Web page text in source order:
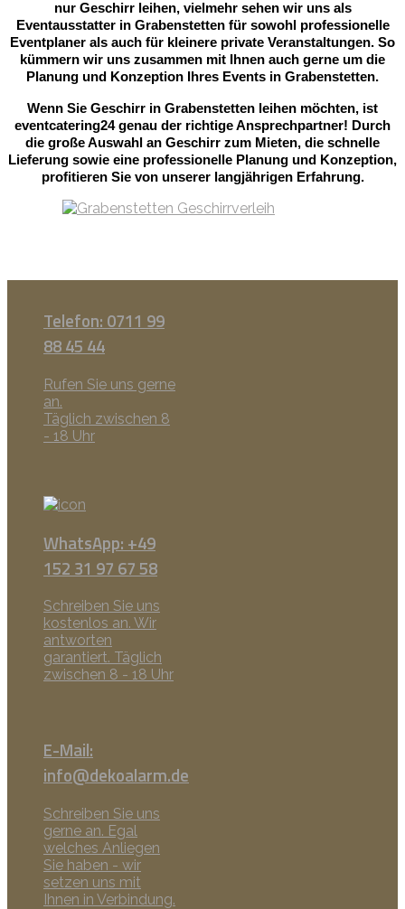
nur Geschirr leihen, vielmehr sehen wir uns als
Eventausstatter in Grabenstetten für sowohl professionelle
Eventplaner als auch für kleinere private Veranstaltungen. So
kümmern wir uns zusammen mit Ihnen auch gerne um die
Planung und Konzeption Ihres Events in Grabenstetten.
Wenn Sie Geschirr in Grabenstetten leihen möchten, ist
eventcatering24 genau der richtige Ansprechpartner! Durch
die große Auswahl an Geschirr zum Mieten, die schnelle
Lieferung sowie eine professionelle Planung und Konzeption,
profitieren Sie von unserer langjährigen Erfahrung.
Telefon: 0711 99
88 45 44
Rufen Sie uns gerne
an.
Täglich zwischen 8
- 18 Uhr
WhatsApp: +49
152 31 97 67 58
Schreiben Sie uns
kostenlos an. Wir
antworten
garantiert. Täglich
zwischen 8 - 18 Uhr
E-Mail:
info@dekoalarm.de
Schreiben Sie uns
gerne an. Egal
welches Anliegen
Sie haben - wir
setzen uns mit
Ihnen in Verbindung.